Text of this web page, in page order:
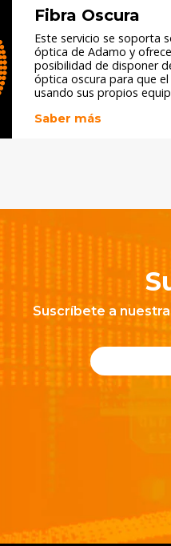
Fibra Oscura
Este servicio se soporta
óptica de Adamo y
posibilidad de disponer
óptica oscura para que
usando sus propios
Saber más
Suscríbete a